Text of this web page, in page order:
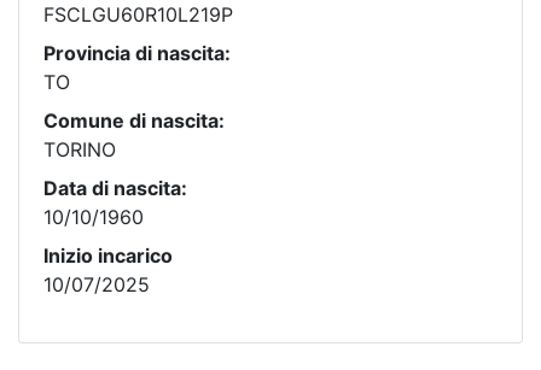
FSCLGU60R10L219P
Provincia di nascita:
TO
Comune di nascita:
TORINO
Data di nascita:
10/10/1960
Inizio incarico
10/07/2025